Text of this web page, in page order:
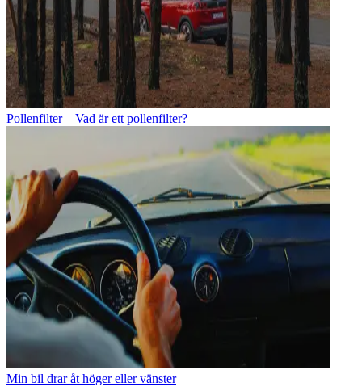
Pollenfilter – Vad är ett pollenfilter?
Min bil drar åt höger eller vänster